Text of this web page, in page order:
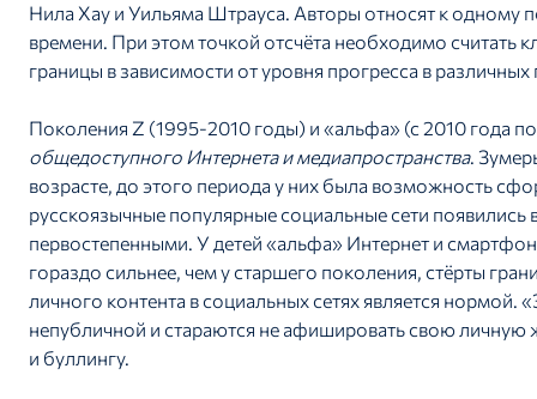
Нила Хау и Уильяма Штрауса. Авторы относят к
времени. При этом точкой отсчёта необходимо считать
границы в зависимости от уровня прогресса в различных
Поколения Z (1995-2010 годы) и «альфа» (с 2010 года
общедоступного Интернета и медиапространства.
возрасте, до этого периода у них была возможность
русскоязычные популярные социальные сети появились
первостепенными. У детей «альфа» Интернет и
гораздо сильнее, чем у старшего поколения, стёрты
личного контента в социальных сетях является
непубличной и стараются не афишировать свою
и буллингу.